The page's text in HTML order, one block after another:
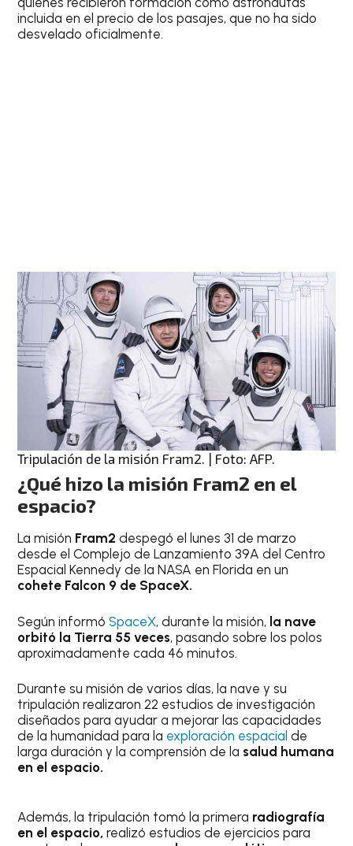
incluida en el precio de los pasajes, que no ha sido
desvelado oficialmente.
Tripulación de la misión Fram2. | Foto: AFP.
¿Qué hizo la misión Fram2 en el
espacio?
La misión Fram2 despegó el lunes 31 de marzo
desde el Complejo de Lanzamiento 39A del Centro
Espacial Kennedy de la NASA en Florida en un
cohete Falcon 9 de SpaceX.
Según informóSpaceX, durante la misión, la nave
orbitó la Tierra 55 veces, pasando sobre los polos
aproximadamente cada 46 minutos.
Durante su misión de varios días, la nave y su
tripulación realizaron 22 estudios de investigación
diseñados para ayudar a mejorar las capacidades
de la humanidad para la exploración espacialde
larga duración y la comprensión de la salud humana
en el espacio.
Además, la tripulación tomó la primera radiografía
en el espacio, realizó estudios de ejercicios para